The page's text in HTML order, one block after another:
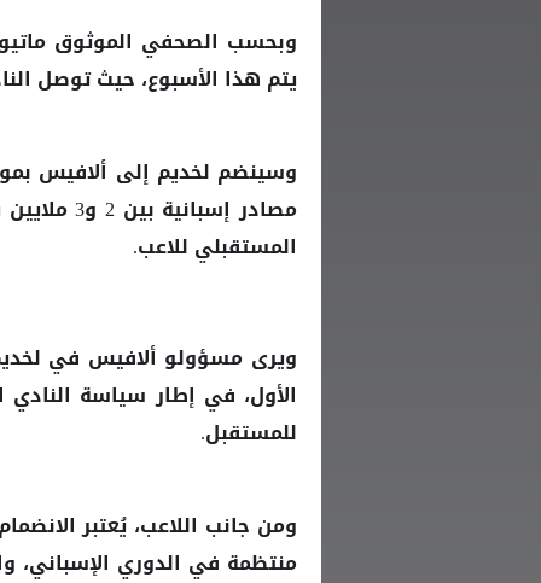
وبحسب الصحفي الموثوق
يتم هذا الأسبوع، حيث توصل
مصادر إسبانية بين 2 و3 ملايين يورو، تتضمن أيضًا بندًا يمنح
المستقبلي للاعب.
ويرى مسؤولو ألافيس في
الأول، في إطار سياسة
للمستقبل.
ومن جانب اللاعب، يُعتبر
منتظمة في الدوري